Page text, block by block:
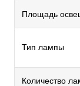
Площадь
Тип лампы
Количество